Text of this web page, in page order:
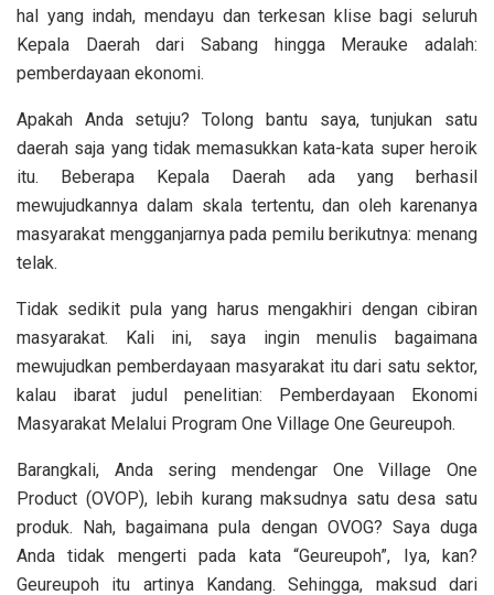
hal yang indah, mendayu dan terkesan klise bagi seluruh
Kepala Daerah dari Sabang hingga Merauke adalah:
pemberdayaan ekonomi.
Apakah Anda setuju? Tolong bantu saya, tunjukan satu
daerah saja yang tidak memasukkan kata-kata super heroik
itu. Beberapa Kepala Daerah ada yang berhasil
mewujudkannya dalam skala tertentu, dan oleh karenanya
masyarakat mengganjarnya pada pemilu berikutnya: menang
telak.
Tidak sedikit pula yang harus mengakhiri dengan cibiran
masyarakat. Kali ini, saya ingin menulis bagaimana
mewujudkan pemberdayaan masyarakat itu dari satu sektor,
kalau ibarat judul penelitian: Pemberdayaan Ekonomi
Masyarakat Melalui Program One Village One Geureupoh.
Barangkali, Anda sering mendengar One Village One
Product (OVOP), lebih kurang maksudnya satu desa satu
produk. Nah, bagaimana pula dengan OVOG? Saya duga
Anda tidak mengerti pada kata “Geureupoh”, Iya, kan?
Geureupoh itu artinya Kandang. Sehingga, maksud dari